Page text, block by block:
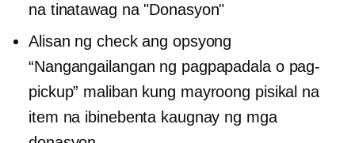
na tinatawag na "Donasyon"
Alisan ng check ang opsyong
“Nangangailangan ng pagpapadala o pag-
pickup” maliban kung mayroong pisikal na
item na ibinebenta kaugnay ng mga